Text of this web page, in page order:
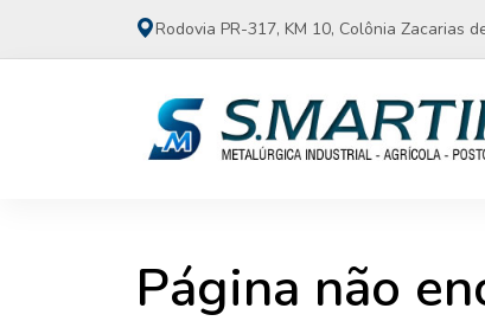
Rodovia PR-317, KM 10, Colônia Zacarias
Página não